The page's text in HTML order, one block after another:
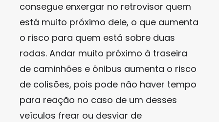
consegue enxergar no retrovisor quem
está muito próximo dele, o que aumenta
o risco para quem está sobre duas
rodas. Andar muito próximo à traseira
de caminhões e ônibus aumenta o risco
de colisões, pois pode não haver tempo
para reação no caso de um desses
veículos frear ou desviar de